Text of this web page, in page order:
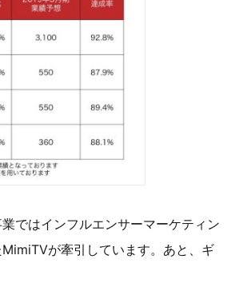
ではインフルエンサーマーケティン
が牽引しています。あと、ギ